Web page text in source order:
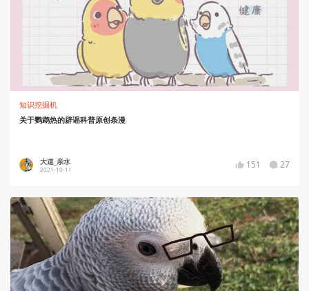
知识挖掘机
关于鹦鹉热的辟谣科普原创条漫
大道_亲水
2021-10-11 151 27